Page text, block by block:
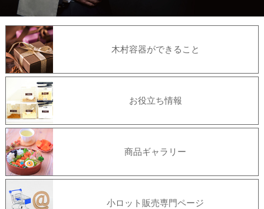
木村容器ができること
お役立ち情報
商品ギャラリー
小ロット販売専門ページ